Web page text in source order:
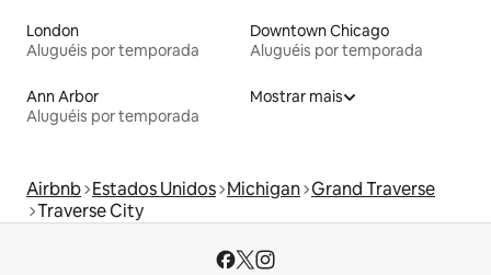
London
Aluguéis por temporada
Downtown Chicago
Aluguéis por temporada
Ann Arbor
Aluguéis por temporada
Mostrar mais
Airbnb Estados Unidos Michigan Grand Traverse
Traverse City